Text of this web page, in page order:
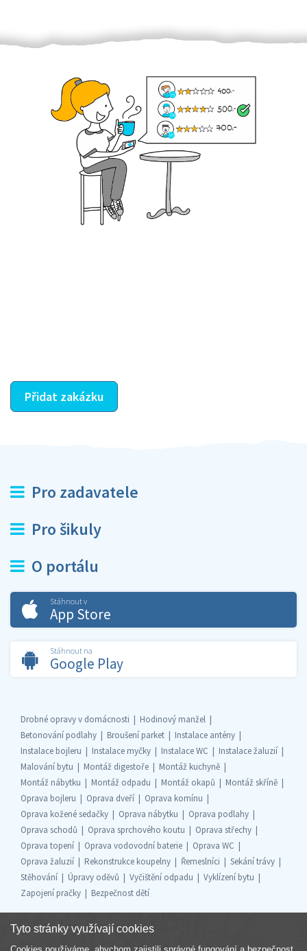
Přidat zakázku
Pro zadavatele
Pro šikuly
O portálu
Stáhnout v
App Store
Stáhnout na
Google Play
Drobné opravy v domácnosti
Hodinový manžel
Betonování podlahy
Broušení parket
Instalace antény
Instalace bojleru
Instalace myčky Instalace WC
Instalace žaluzií
Malování bytu
Montáž digestoře
Montáž kuchyně
Montáž nábytku
Montáž odpadu Montáž okapů
Montáž skříně
Oprava bojleru
Oprava dveří
Oprava komínu
Oprava kožené sedačky
Oprava nábytku
Oprava podlahy
Oprava schodů
Oprava sprchového koutu
Oprava střechy
Oprava topení
Oprava vodovodní baterie
Oprava WC
Oprava žaluzií
Rekonstrukce koupelny Řemeslníci
Sekání trávy
Stěhování
Úpravy oděvů Vyčištění odpadu
Vyklízení bytu
Zapojení pračky
Bezpečnost dětí
Tyto stránky využívají cookies